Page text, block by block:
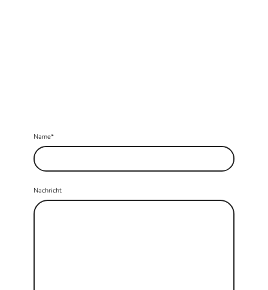
Name*
Nachricht